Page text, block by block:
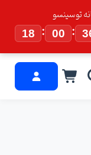
18
: 00